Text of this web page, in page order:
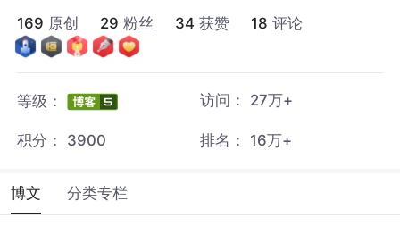
169 原创 29 粉丝 34 获赞 18 评论
等级： 访问： 27万+
积分： 3900 排名： 16万+
博文 分类专栏